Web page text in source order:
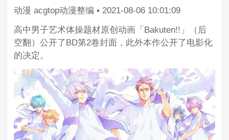
动漫 acgtop动漫整编 ▪ 2021-08-06 10:01:09
高中男子艺术体操题材原创动画「Bakuten!!」（后
空翻）公开了BD第2卷封面，此外本作公开了电影化
的决定。